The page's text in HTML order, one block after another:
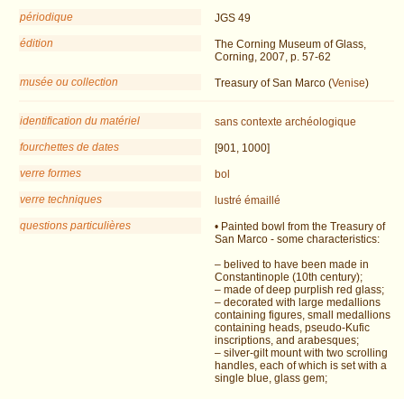
périodique
JGS 49
édition
The Corning Museum of Glass,
Corning, 2007, p. 57-62
musée ou collection
Treasury of San Marco (Venise)
identification du matériel
sans contexte archéologique
fourchettes de dates
[901, 1000]
verre formes
bol
verre techniques
lustré émaillé
questions particulières
• Painted bowl from the Treasury of
San Marco - some characteristics:
– belived to have been made in
Constantinople (10th century);
– made of deep purplish red glass;
– decorated with large medallions
containing figures, small medallions
containing heads, pseudo-Kufic
inscriptions, and arabesques;
– silver-gilt mount with two scrolling
handles, each of which is set with a
single blue, glass gem;